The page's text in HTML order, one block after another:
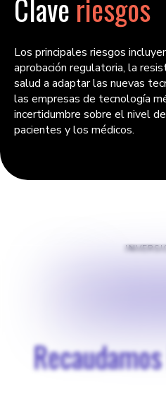
Clave riesgos
Los principales riesgos
aprobación regulatoria, la
salud a adaptar las nuevas
las empresas de tecnología
incertidumbre sobre el nivel
pacientes y los médicos.